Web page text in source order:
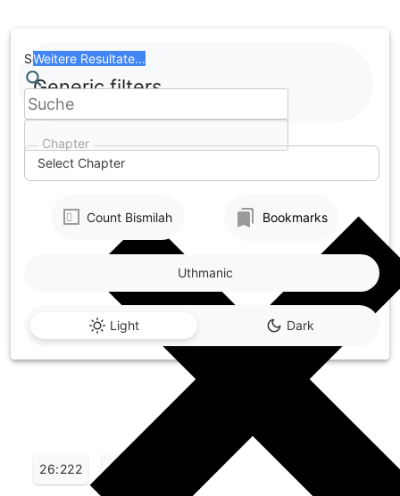
to
content
Chapter
Select Chapter
Search
Weitere Resultate...
Generic filters
Count Bismilah Bookmarks
Light Dark
Uthmanic
26:222